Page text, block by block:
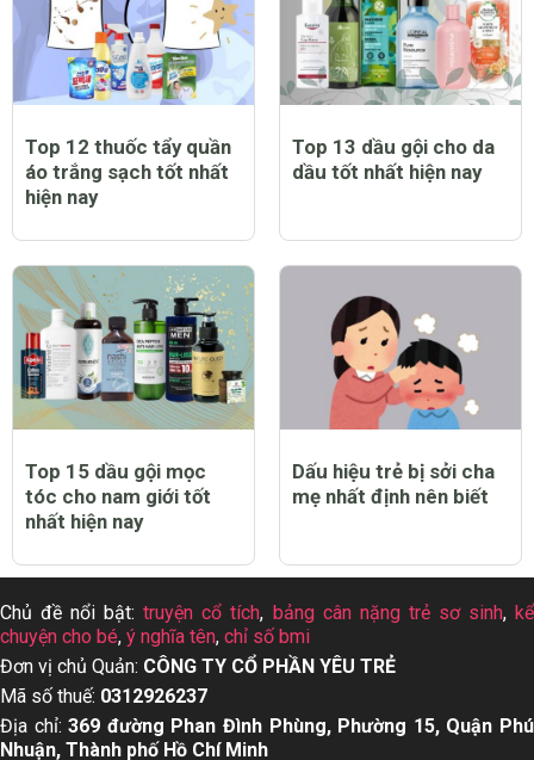
Top 12 thuốc tẩy quần
áo trắng sạch tốt nhất
hiện nay
Top 13 dầu gội cho da
dầu tốt nhất hiện nay
Top 15 dầu gội mọc
tóc cho nam giới tốt
nhất hiện nay
Dấu hiệu trẻ bị sởi cha
mẹ nhất định nên biết
Chủ đề nổi bật:truyện cổ tích, bảng cân nặng trẻ sơ sinh,kể
chuyện cho bé, ý nghĩa tên, chỉ số bmi
Đơn vị chủ Quản: CÔNG TY CỔ PHẦN YÊU TRẺ
Mã số thuế: 0312926237
Địa chỉ:369 đường Phan Đình Phùng, Phường 15, Quận Phú
Nhuận, Thành phố Hồ Chí Minh